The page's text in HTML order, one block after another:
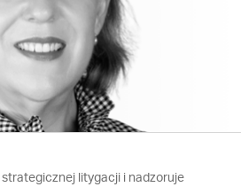
litygacji i nadzoruje